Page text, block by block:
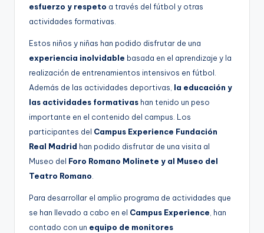
esfuerzo y respeto a través del fútbol y otras
actividades formativas.
Estos niños y niñas han podido disfrutar de una
experiencia inolvidable basada en el aprendizaje y la
realización de entrenamientos intensivos en fútbol.
Además de las actividades deportivas, la educación y
las actividades formativas han tenido un peso
importante en el contenido del campus. Los
participantes del Campus Experience Fundación
Real Madrid han podido disfrutar de una visita al
Museo del Foro Romano Molinete y al Museo del
Teatro Romano
Para desarrollar el amplio programa de actividades que
se han llevado a cabo en el Campus Experience , han
contado con un equipo de monitores